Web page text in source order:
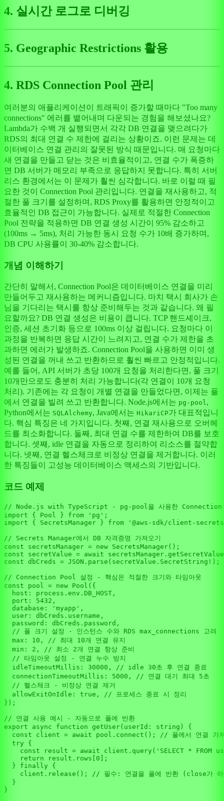
4. 실시간 로그로 디버깅
5. Geographic Restrictions 활용
4. RDS Connection Pool 관리
여러분의 애플리케이션이 트래픽이 증가할 때마다 "Too many
connections" 에러를 뱉어내며 다운되는 경험을 해보셨나요?
Lambda가 수백 개 실행되면서 각각 DB 연결을 맺으려다가
RDS의 최대 연결 수 제한에 걸리는 상황이죠. 이런 문제는 데
이터베이스 연결 관리의 잘못된 방식 때문입니다. 매 요청마다
새 연결을 만들고 닫는 것은 비효율적이고, 연결 수가 폭증하
면 DB 서버가 메모리 부족으로 응답하지 못합니다. 특히 서버
리스 환경에서는 이 문제가 훨씬 심각합니다. 바로 이럴 때 필
요한 것이 Connection Pool 관리입니다. 연결을 재사용하고, 적
절한 풀 크기를 설정하며, RDS Proxy를 활용하면 안정적이고
효율적인 DB 접근이 가능합니다. 실제로 적절한 Connection
Pool 전략을 적용하면 DB 연결 생성 시간이 95% 감소하고
(100ms → 5ms), 처리 가능한 동시 요청 수가 10배 증가하며,
DB CPU 사용률이 30-40% 감소합니다.
개념 이해하기
간단히 말해서, Connection Pool은 데이터베이스 연결을 미리
만들어두고 재사용하는 메커니즘입니다. 마치 택시 회사가 손
님을 기다리는 택시를 항상 준비해두는 것과 같습니다. 왜 필
요할까요? DB 연결 생성은 비용이 큽니다. TCP 핸드셰이크,
인증, 세션 초기화 등으로 100ms 이상 걸립니다. 요청마다 이
과정을 반복하면 응답 시간이 느려지고, 연결 수가 제한을 초
과하면 에러가 발생하죠. Connection Pool을 사용하면 이미 생
성된 연결을 꺼내 쓰고 반환하므로 훨씬 빠르고 안정적입니다.
예를 들어, API 서버가 초당 100개 요청을 처리한다면, 풀 크기
10개만으로도 충분히 처리 가능합니다(각 연결이 10개 요청
처리). 기존에는 각 요청이 개별 연결을 만들었다면, 이제는 풀
에서 연결을 빌려 쓰고 반환합니다. Node.js에서는 pg-pool ,
Python에서는 SQLAlchemy, Java에서는 HikariCP가 대표적입니
다. 핵심 특징은 네 가지입니다. 첫째, 연결 재사용으로 오버헤
드를 최소화합니다. 둘째, 최대 연결 수를 제한하여 DB를 보호
합니다. 셋째, idle 연결을 자동으로 정리하여 리소스를 절약합
니다. 넷째, 연결 헬스체크로 비정상 연결을 제거합니다. 이러
한 특징들이 고성능 데이터베이스 액세스의 기반입니다.
코드 예제
// Node.js with TypeScript - pg-pool을 사용한 Connection
import { Pool } from 'pg'
import { SecretsManager } from '@aws-sdk/client-
// Secrets Manager에서 DB 자격증명 가져오기
const secretsManager = new SecretsManager
const secretValue = await secretsManager. getSecretValue
const dbCreds = JSON . parse (secretValue. SecretString !);
// Connection Pool 설정 - 핵심은 적절한 크기와 타임아웃
const pool = new Pool ({
host : process. env . DB_HOST ,
port : 5432 ,
database : 'myapp' ,
user : dbCreds. username ,
password : dbCreds. password ,
// 풀 크기 설정 - 인스턴스 수와 RDS max_connections 고려
max : 10 , // 최대 10개 연결 유지
min : 2 , // 최소 2개 연결 항상 준비
// 타임아웃 설정 - 연결 누수 방지
idleTimeoutMillis : 30000 , // idle 30초 후 연결 종료
connectionTimeoutMillis : 5000 , // 연결 대기 최대 5초
// 헬스체크 - 비정상 연결 제거
allowExitOnIdle : true , // 프로세스 종료 시 정리
});
// 연결 사용 예시 - 자동으로 풀에 반환
export
async function getUser( userId : string ) {
const client = await pool. connect (); // 풀에서 연결 가
try {
const result = await client. query ( 'SELECT * FROM
return result. rows 0 ];
  }
finally {
    client.
release (); // 필수: 연결을 풀에 반환 (close가
  }
}